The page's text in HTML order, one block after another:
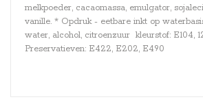
melkpoeder, cacaomassa, emulgator,
vanille. * Opdruk - eetbare inkt op
water, alcohol, citroenzuur kleurstof: E104,
Preservatieven: E422, E202, E490